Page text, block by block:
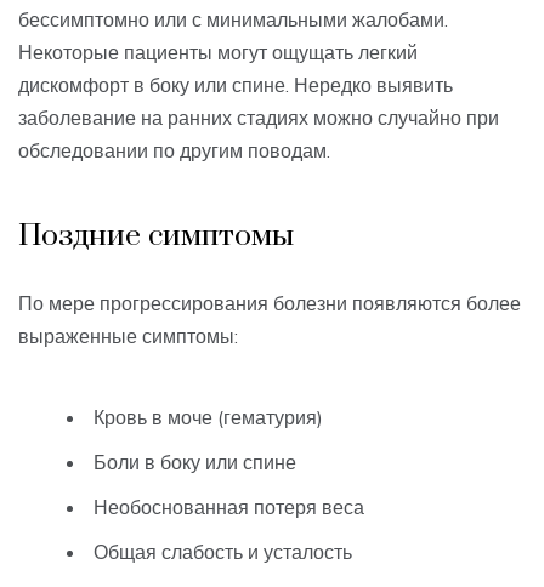
бессимптомно или с минимальными жалобами.
Некоторые пациенты могут ощущать легкий
дискомфорт в боку или спине. Нередко выявить
заболевание на ранних стадиях можно случайно при
обследовании по другим поводам.
Поздние симптомы
По мере прогрессирования болезни появляются более
выраженные симптомы:
Кровь в моче (гематурия)
Боли в боку или спине
Необоснованная потеря веса
Общая слабость и усталость